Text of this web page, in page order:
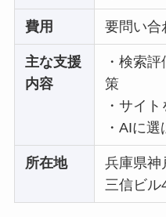
費用 要問い合
主な支援
内容
・検索
策
・サイ
・AIに
所在地
兵庫県神
三信ビル